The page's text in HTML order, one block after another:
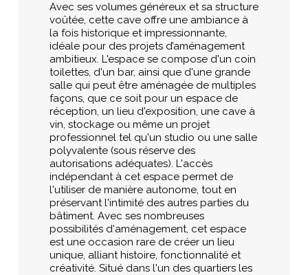
Avec ses volumes généreux et sa structure
voûtée, cette cave offre une ambiance à
la fois historique et impressionnante,
idéale pour des projets d’aménagement
ambitieux. L'espace se compose d'un coin
toilettes, d'un bar, ainsi que d'une grande
salle qui peut être aménagée de multiples
façons, que ce soit pour un espace de
réception, un lieu d'exposition, une cave à
vin, stockage ou même un projet
professionnel tel qu'un studio ou une salle
polyvalente (sous réserve des
autorisations adéquates). L'accès
indépendant à cet espace permet de
l'utiliser de manière autonome, tout en
préservant l'intimité des autres parties du
bâtiment. Avec ses nombreuses
possibilités d'aménagement, cet espace
est une occasion rare de créer un lieu
unique, alliant histoire, fonctionnalité et
créativité. Situé dans l'un des quartiers les